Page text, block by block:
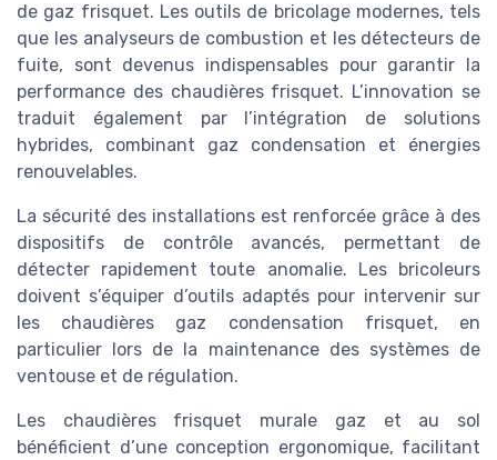
de gaz frisquet. Les outils de bricolage modernes, tels
que les analyseurs de combustion et les détecteurs de
fuite, sont devenus indispensables pour garantir la
performance des chaudières frisquet. L’innovation se
traduit également par l’intégration de solutions
hybrides, combinant gaz condensation et énergies
renouvelables.
La sécurité des installations est renforcée grâce à des
dispositifs de contrôle avancés, permettant de
détecter rapidement toute anomalie. Les bricoleurs
doivent s’équiper d’outils adaptés pour intervenir sur
les chaudières gaz condensation frisquet, en
particulier lors de la maintenance des systèmes de
ventouse et de régulation.
Les chaudières frisquet murale gaz et au sol
bénéficient d’une conception ergonomique, facilitant